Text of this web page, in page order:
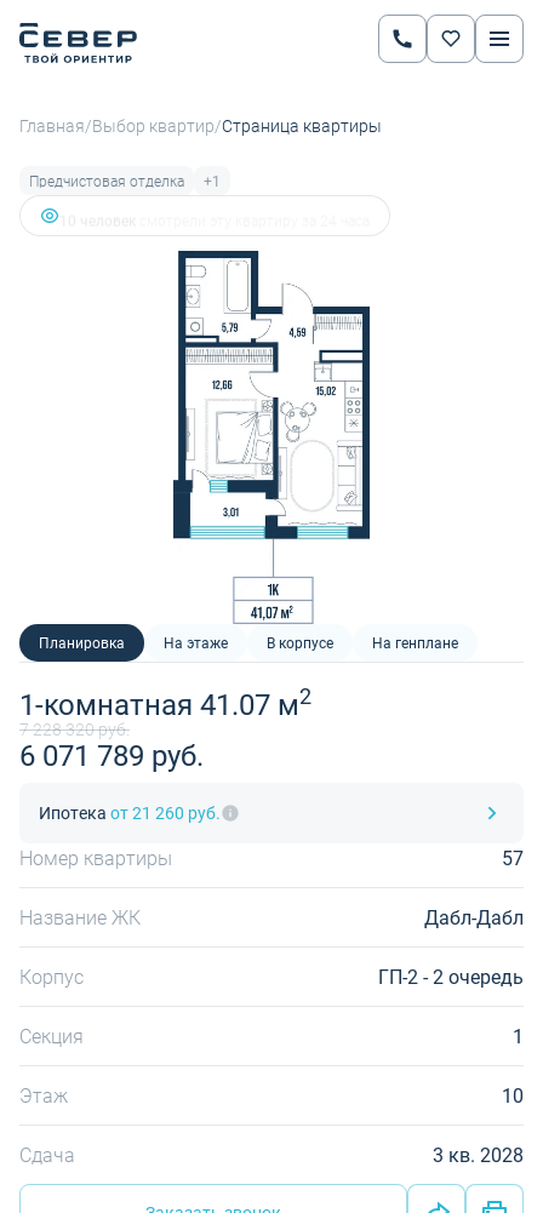
Главная/Выбор квартир/Страница квартиры
Предчистовая отделка
+1
3 человекa
Планировка На этаже В корпусе На генплане
1-комнатная 41.07 м2
7 228 320 руб.
6 071 789 руб.
Ипотека от 21 260 руб.
Номер квартиры 57
Название ЖК Дабл-Дабл
Корпус ГП-2 - 2 очередь
Секция 1
Этаж 10
Сдача 3 кв. 2028